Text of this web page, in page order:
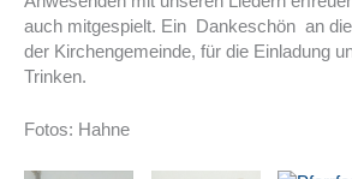
auch mitgespielt. Ein Dankeschön an
der Kirchengemeinde, für die Einladung
Trinken.
Fotos: Hahne